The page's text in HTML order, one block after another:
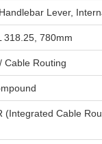
Lever,
318.25, 780mm
Cable Routing
(Integrated Cable